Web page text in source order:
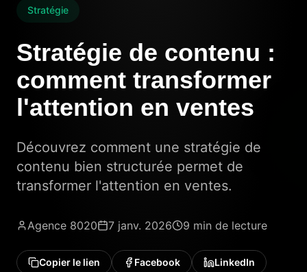
Stratégie
Stratégie de contenu :
comment transformer
l'attention en ventes
Découvrez comment une stratégie de
contenu bien structurée permet de
transformer l'attention en ventes.
Agence 8020 7 janv. 2026 9 min de lecture
Copier le lien Facebook LinkedIn